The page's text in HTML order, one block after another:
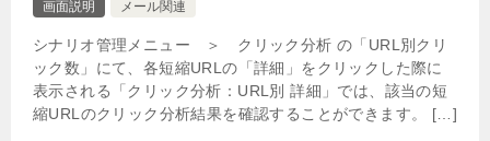
画面説明
メール関連
シナリオ管理メニュー ＞ クリック分析 の「URL別クリ
ック数」にて、各短縮URLの「詳細」をクリックした際に
表示される「クリック分析：URL別 詳細」では、該当の短
縮URLのクリック分析結果を確認することができます。 […]